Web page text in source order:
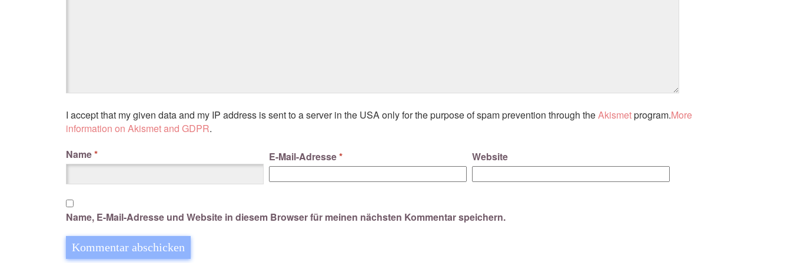
I accept that my given data and my IP address is sent to a server in the USA only for the purpose of spam prevention through theAkismetprogram.More
information on Akismet and GDPR.
Name* E-Mail-Adresse* Website
Name, E-Mail-Adresse und Website in diesem Browser für meinen nächsten Kommentar speichern.